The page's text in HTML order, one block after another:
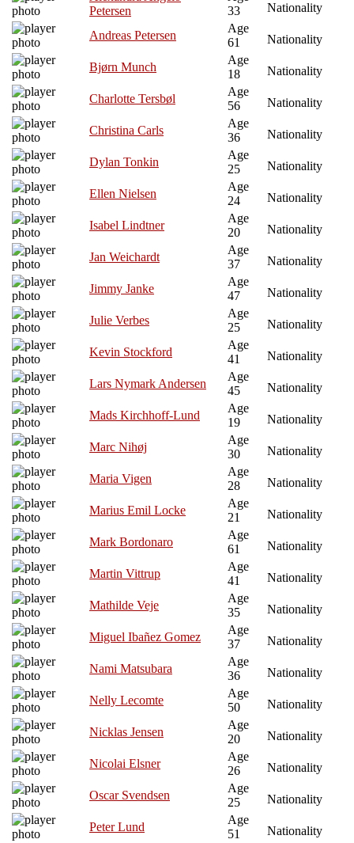
Petersen
33
Nationality
Andreas Petersen
Age
61
Nationality
Bjørn Munch
Age
18
Nationality
Charlotte Tersbøl
Age
56
Nationality
Christina Carls
Age
36
Nationality
Dylan Tonkin
Age
25
Nationality
Ellen Nielsen
Age
24
Nationality
Isabel Lindtner
Age
20
Nationality
Jan Weichardt
Age
37
Nationality
Jimmy Janke
Age
47
Nationality
Julie Verbes
Age
25
Nationality
Kevin Stockford
Age
41
Nationality
Lars Nymark Andersen
Age
45
Nationality
Mads Kirchhoff-Lund
Age
19
Nationality
Marc Nihøj
Age
30
Nationality
Maria Vigen
Age
28
Nationality
Marius Emil Locke
Age
21
Nationality
Mark Bordonaro
Age
61
Nationality
Martin Vittrup
Age
41
Nationality
Mathilde Veje
Age
35
Nationality
Miguel Ibañez Gomez
Age
37
Nationality
Nami Matsubara
Age
36
Nationality
Nelly Lecomte
Age
50
Nationality
Nicklas Jensen
Age
20
Nationality
Nicolai Elsner
Age
26
Nationality
Oscar Svendsen
Age
25
Nationality
Peter Lund
Age
51
Nationality